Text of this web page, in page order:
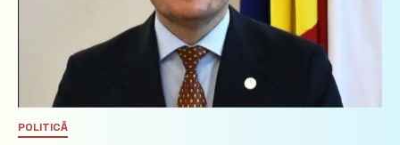
POLITICĂ